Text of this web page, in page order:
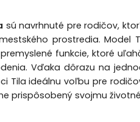
sú navrhnuté pre rodičov,
prostredia. Model
funkcie, ktoré
Vďaka dôrazu na
Tila ideálnu voľbu pre
prispôsobený svojmu